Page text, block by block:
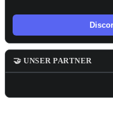
🤝 UNSER PARTNER